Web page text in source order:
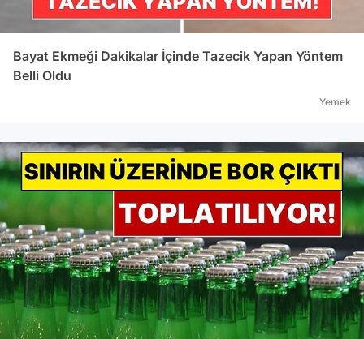
Bayat Ekmeği Dakikalar İçinde Tazecik Yapan Yöntem
Belli Oldu
Yemek